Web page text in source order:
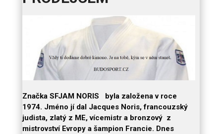
200cm
Značka SFJAM NORIS byla založena v roce
1974. Jméno jí dal Jacques Noris, francouzský
judista, zlatý z ME, vícemistr a bronzový z
mistrovství Evropy a šampion Francie. Dnes